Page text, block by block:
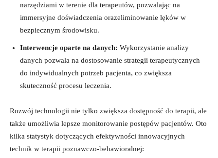
narzędziami w terenie dla ‌terapeutów, pozwalając na
immersyjne doświadczenia orazeliminowanie lęków w
bezpiecznym środowisku.
Interwencje oparte na danych: Wykorzystanie analizy⁤
danych pozwala na dostosowanie strategii terapeutycznych
do⁣ indywidualnych potrzeb pacjenta, co zwiększa
skuteczność procesu leczenia.
Rozwój technologii nie ‍tylko zwiększa​ dostępność⁣ do terapii,⁤ ale
także ⁤umożliwia ⁣lepsze monitorowanie⁤ postępów pacjentów. Oto
kilka statystyk dotyczących ⁢efektywności ​innowacyjnych
‌technik w ⁢terapii​ poznawczo-behawioralnej: